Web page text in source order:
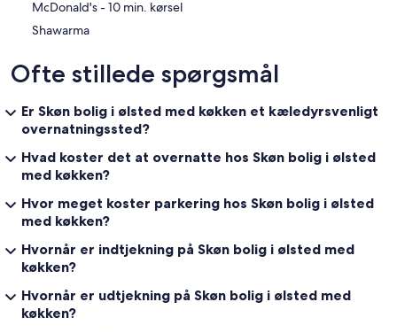
‪McDonald's - ‬10 min. kørsel
Shawarma
Ofte stillede spørgsmål
Er Skøn bolig i ølsted med køkken et kæledyrsvenligt
overnatningssted?
Hvad koster det at overnatte hos Skøn bolig i ølsted
med køkken?
Hvor meget koster parkering hos Skøn bolig i ølsted
med køkken?
Hvornår er indtjekning på Skøn bolig i ølsted med
køkken?
Hvornår er udtjekning på Skøn bolig i ølsted med
køkken?